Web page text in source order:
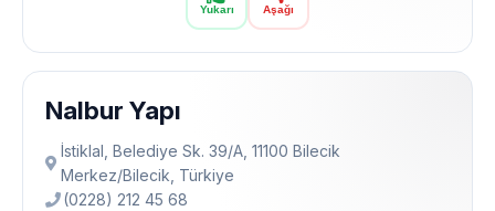
Yukarı Aşağı
Nalbur Yapı
İstiklal, Belediye Sk. 39/A, 11100 Bilecik
Merkez/Bilecik, Türkiye
(0228) 212 45 68